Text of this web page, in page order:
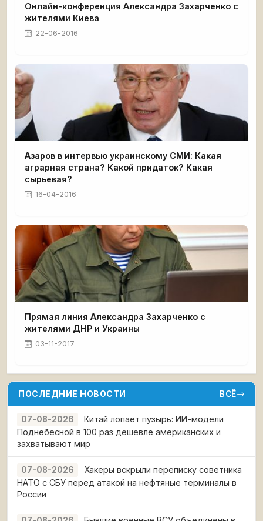
Онлайн-конференция Александра Захарченко с
жителями Киева
22-06-2016
Азаров в интервью украинскому СМИ: Какая
аграрная страна? Какой придаток? Какая
сырьевая?
16-04-2016
Прямая линия Александра Захарченко с
жителями ДНР и Украины
03-11-2017
ПОСЛЕДНИЕ НОВОСТИ ВСЁ
07-08-2026
Китай лопает пузырь: ИИ-модели
Поднебесной в 100 раз дешевле американских и
захватывают мир
07-08-2026
Хакеры вскрыли переписку советника
НАТО с СБУ перед атакой на нефтяные терминалы в
России